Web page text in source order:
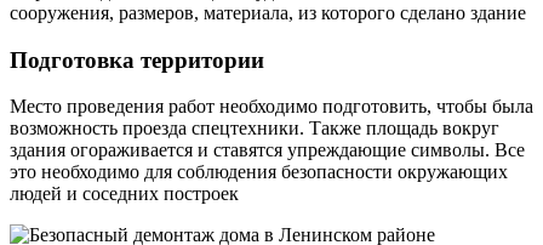
сооружения, размеров, материала, из которого сделано здание
Подготовка территории
Место проведения работ необходимо подготовить, чтобы была
возможность проезда спецтехники. Также площадь вокруг
здания огораживается и ставятся упреждающие символы. Все
это необходимо для соблюдения безопасности окружающих
людей и соседних построек